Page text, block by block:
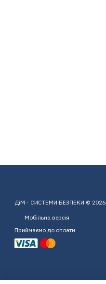
ДіМ - СИСТЕМИ БЕЗПЕКИ © 2026
Мобільна версія
Приймаємо до оплати